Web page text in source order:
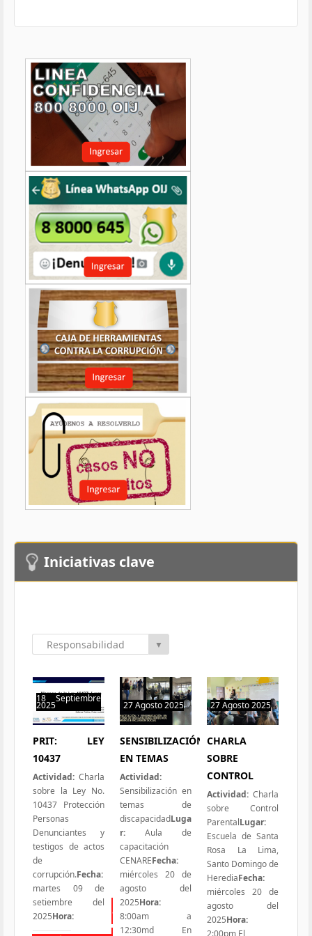
Iniciativas clave
Todas las Iniciativas
Responsabilidad
▼
18 Septiembre
2025
0 hit
PRIT: LEY
10437
Actividad: Charla
sobre la Ley No.
10437 Protección
Personas
Denunciantes y
testigos de actos
de
corrupción.Fecha:
martes 09 de
setiembre del
2025Hora:
27 Agosto 2025
1 hit
SENSIBILIZACIÓN
EN TEMAS
Actividad:
Sensibilización en
temas de
discapacidadLuga
r: Aula de
capacitación
CENAREFecha:
miércoles 20 de
agosto del
2025Hora:
8:00am a
12:30md En
27 Agosto 2025
2 hits
CHARLA
SOBRE
CONTROL
Actividad: Charla
sobre Control
ParentalLugar:
Escuela de Santa
Rosa La Lima,
Santo Domingo de
HerediaFecha:
miércoles 20 de
agosto del
2025Hora:
2:00pm El